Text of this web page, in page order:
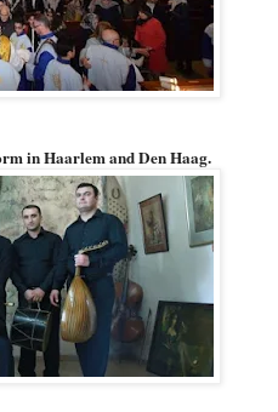
in Haarlem and Den Haag.